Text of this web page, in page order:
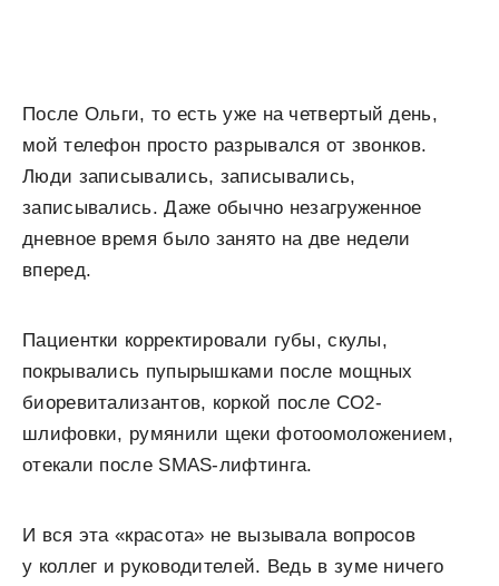
После Ольги, то есть уже на четвертый день,
мой телефон просто разрывался от звонков.
Люди записывались, записывались,
записывались. Даже обычно незагруженное
дневное время было занято на две недели
вперед.
Пациентки корректировали губы, скулы,
покрывались пупырышками после мощных
биоревитализантов, коркой после CO2-
шлифовки, румянили щеки фотоомоложением,
отекали после SMAS-лифтинга.
И вся эта «красота» не вызывала вопросов
у коллег и руководителей. Ведь в зуме ничего